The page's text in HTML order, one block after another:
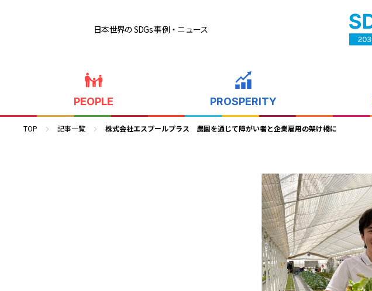
日本世界の SDGs 事例・ニュース
PEOPLE PROSPERITY
TOP 記事一覧 株式会社エスプールプラス 農園を通じて障がい者と企業雇用の架け橋に